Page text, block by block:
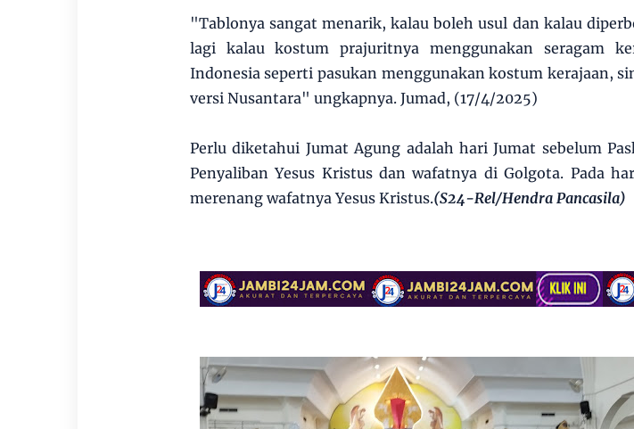
"Tablonya sangat menarik, kalau boleh usul dan kalau
lagi kalau kostum prajuritnya menggunakan seragam
Indonesia seperti pasukan menggunakan kostum kerajaan,
versi Nusantara" ungkapnya. Jumad, (17/4/2025)
Perlu diketahui Jumat Agung adalah hari Jumat sebelum
Penyaliban Yesus Kristus dan wafatnya di Golgota. Pada
merenang wafatnya Yesus Kristus.(S24-Rel/Hendra Pancasila)